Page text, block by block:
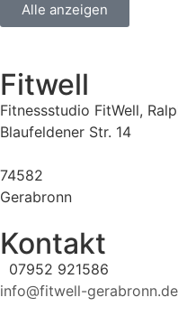
Alle anzeigen
Fitwell
Fitnessstudio FitWell,
Blaufeldener Str. 14
74582
Gerabronn
Kontakt
07952 921586
info@fitwell-gerabronn.de